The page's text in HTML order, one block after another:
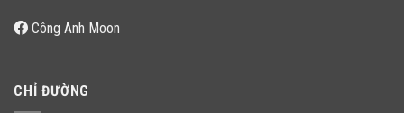
Công Anh Moon
CHỈ ĐƯỜNG